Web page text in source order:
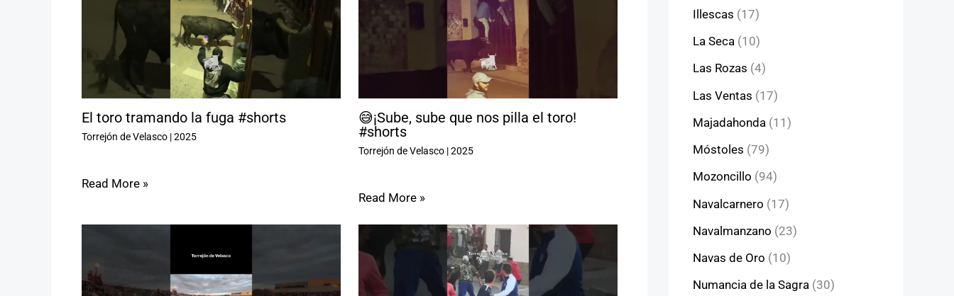
El toro tramando la fuga #shorts
Torrejón de Velasco|2025
Read More »
😅¡Sube, sube que nos pilla el toro!
#shorts
Torrejón de Velasco|2025
Read More »
Illescas (17)
La Seca (10)
Las Rozas (4)
Las Ventas (17)
Majadahonda (11)
Móstoles (79)
Mozoncillo (94)
Navalcarnero (17)
Navalmanzano (23)
Navas de Oro (10)
Numancia de la Sagra (30)